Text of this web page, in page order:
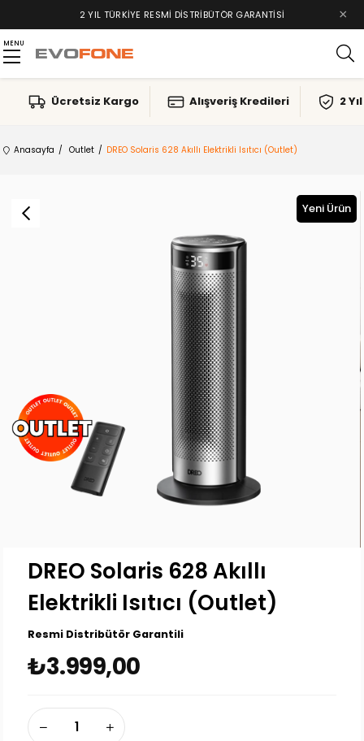
2 YIL TÜRKIYE RESMI DISTRIBÜTÖR GARANTISI ×
MENU
Ücretsiz Kargo Alışveriş Kredileri 2
Anasayfa Outlet DREO Solaris 628 Akıllı Elektrikli Isıtıcı (Outlet)
Yeni Ürün
DREO Solaris 628 Akıllı
Elektrikli Isıtıcı (Outlet)
Resmi Distribütör Garantili
₺3.999,00